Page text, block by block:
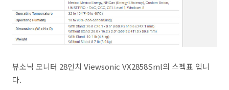
뷰소닉 모니터 28인치 Viewsonic VX2858Sml의 스펙표 입니
다.